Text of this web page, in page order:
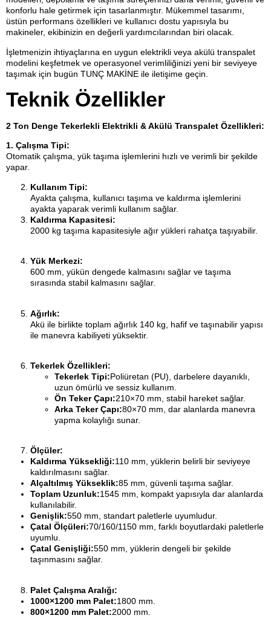
konforlu hale getirmek için tasarlanmıştır. Mükemmel tasarımı,
üstün performans özellikleri ve kullanıcı dostu yapısıyla bu
makineler, ekibinizin en değerli yardımcılarından biri olacak.
İşletmenizin ihtiyaçlarına en uygun elektrikli veya akülü transpalet
modelini keşfetmek ve operasyonel verimliliğinizi yeni bir seviyeye
taşımak için bugün TUNÇ MAKİNE ile iletişime geçin.
Teknik Özellikler
2 Ton Denge Tekerlekli Elektrikli & Akülü Transpalet Özellikleri:
1. Çalışma Tipi:
Otomatik çalışma, yük taşıma işlemlerini hızlı ve verimli bir şekilde
yapar.
Kullanım Tipi:
Ayakta çalışma, kullanıcı taşıma ve kaldırma işlemlerini
ayakta yaparak verimli kullanım sağlar.
Kaldırma Kapasitesi:
2000 kg taşıma kapasitesiyle ağır yükleri rahatça taşıyabilir.
Yük Merkezi:
600 mm, yükün dengede kalmasını sağlar ve taşıma
sırasında stabil kalmasını sağlar.
Ağırlık:
Akü ile birlikte toplam ağırlık 140 kg, hafif ve taşınabilir yapısı
ile manevra kabiliyeti yüksektir.
Tekerlek Özellikleri:
Tekerlek Tipi:Poliüretan (PU), darbelere dayanıklı,
uzun ömürlü ve sessiz kullanım.
Ön Teker Çapı:210×70 mm, stabil hareket sağlar.
Arka Teker Çapı:80×70 mm, dar alanlarda manevra
yapma kolaylığı sunar.
Ölçüler:
Kaldırma Yüksekliği:110 mm, yüklerin belirli bir seviyeye
kaldırılmasını sağlar.
Alçaltılmış Yükseklik:85 mm, güvenli taşıma sağlar.
Toplam Uzunluk:1545 mm, kompakt yapısıyla dar alanlarda
kullanılabilir.
Genişlik:550 mm, standart paletlerle uyumludur.
Çatal Ölçüleri:70/160/1150 mm, farklı boyutlardaki paletlerle
uyumlu.
Çatal Genişliği:550 mm, yüklerin dengeli bir şekilde
taşınmasını sağlar.
Palet Çalışma Aralığı:
1000×1200 mm Palet:1800 mm.
800×1200 mm Palet:2000 mm.